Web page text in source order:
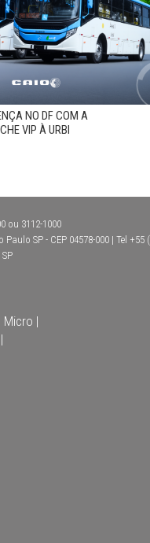
NO DF COM A
VIP À URBI
ou 3112-1000
SP - CEP 04578-000 | Tel +55
Micro |